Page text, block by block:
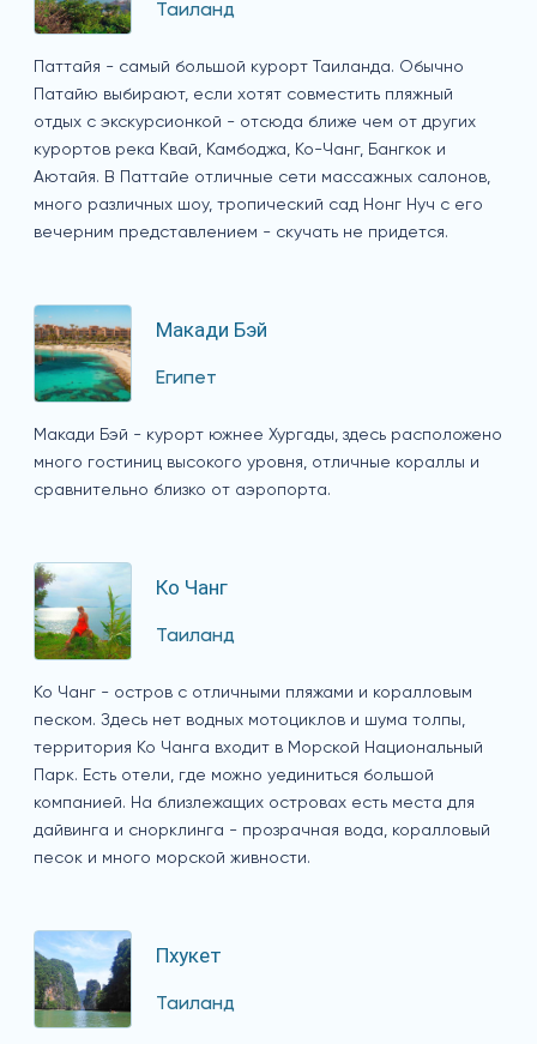
Таиланд
Паттайя - самый большой курорт Таиланда. Обычно
Патайю выбирают, если хотят совместить пляжный
отдых с экскурсионкой - отсюда ближе чем от других
курортов река Квай, Камбоджа, Ко-Чанг, Бангкок и
Аютайя. В Паттайе отличные сети массажных салонов,
много различных шоу, тропический сад Нонг Нуч с его
вечерним представлением - скучать не придется.
Макади Бэй
Египет
Макади Бэй - курорт южнее Хургады, здесь расположено
много гостиниц высокого уровня, отличные кораллы и
сравнительно близко от аэропорта.
Ко Чанг
Таиланд
Ко Чанг - остров с отличными пляжами и коралловым
песком. Здесь нет водных мотоциклов и шума толпы,
территория Ко Чанга входит в Морской Национальный
Парк. Есть отели, где можно уединиться большой
компанией. На близлежащих островах есть места для
дайвинга и снорклинга - прозрачная вода, коралловый
песок и много морской живности.
Пхукет
Таиланд